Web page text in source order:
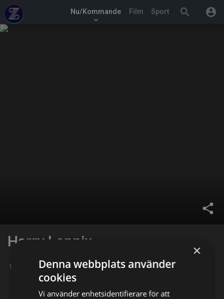
search account_circle
Nu/Kommande
keyboard_arrow_down
Film Sport
share
Harry Lennix
16-11-1964
×
Denna webbplats använder
cookies
Vi använder enhetsidentifierare för att